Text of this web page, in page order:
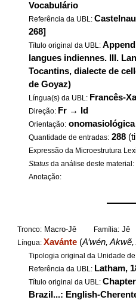
Vocabulário
Referência da UBL:
268]
Título original da UBL:
langues indiennes. III.
Tocantins, dialecte de
de Goyaz)
Língua(s) da UBL: Francês-
Direção: Fr → Id
Orientação: onomasiológica
Quantidade de entradas: 288
Expressão da Microestrutura
Status da análise deste material:
Anotação:
Tronco: Macro-Jê Família: Jê
Língua:Xavánte (A’wén,
Tipologia original da Unidade
Referência da UBL: Latham,
Título original da UBL:
Brazil...: English-